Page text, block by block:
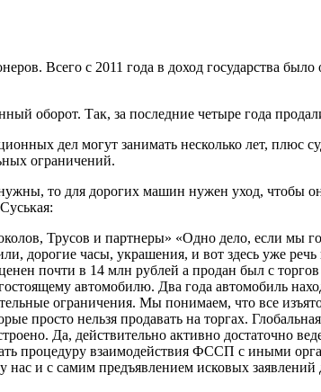
Всего с 2011 года в доход государства
оборот. Так, за последние четыре года
дел могут занимать несколько лет, плюс
ограничений.
то для дорогих машин нужен уход, чтобы
Трусов и партнеры» «Одно дело, если мы
дорогие часы, украшения, и вот здесь уже
почти в 14 млн рублей а продан был с
автомобилю. Два года автомобиль
ограничения. Мы понимаем, что все
просто нельзя продавать на торгах.
Да, действительно активно достаточно
процедуру взаимодействия ФССП с иными
нас и с самим предъявлением исковых